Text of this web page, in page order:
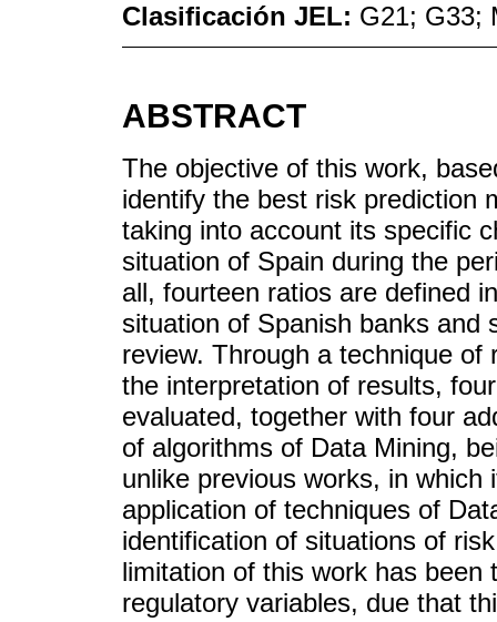
Clasificación JEL: G21; G33;
ABSTRACT
The objective of this work,
identify the best risk prediction
taking into account its specific
situation of Spain during the
all, fourteen ratios are defined
situation of Spanish banks and
review. Through a technique
the interpretation of results,
evaluated, together with four
of algorithms of Data Mining,
unlike previous works, in
application of techniques of
identification of situations of
limitation of this work has been
regulatory variables, due that